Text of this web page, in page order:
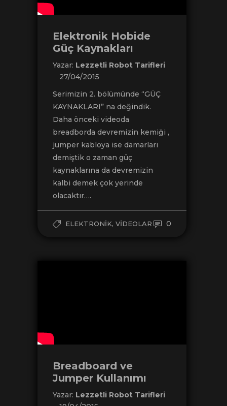
Elektronik Hobide
Güç Kaynakları
Yazar: Lezzetli Robot Tarifleri
27/04/2015
Serimizin 2. bölümünde “GÜÇ
KAYNAKLARI” na değindik.
Daha önceki videoda
breadborda devremizin kemiği ,
jumper kabloya ise damarları
demiştik o zaman güç
kaynaklarına da devremizin
kalbi demek çok yerinde
olacaktır….
ELEKTRONIK, VIDEOLAR 0
Breadboard ve
Jumper Kullanımı
Yazar: Lezzetli Robot Tarifleri